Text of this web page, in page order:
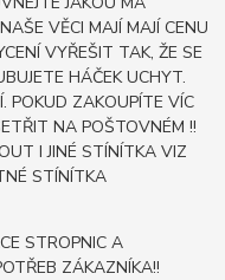
VĚCI MAJÍ MAJÍ CENU
VYŘEŠIT TAK, ŽE SE
HÁČEK UCHYT.
POKUD ZAKOUPÍTE VÍC
NA POŠTOVNÉM !!
I JINÉ STÍNÍTKA VIZ
STÍNÍTKA
STROPNIC A
ZÁKAZNÍKA!!